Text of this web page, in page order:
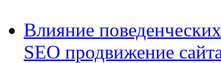
Влияние
SEO продвижение